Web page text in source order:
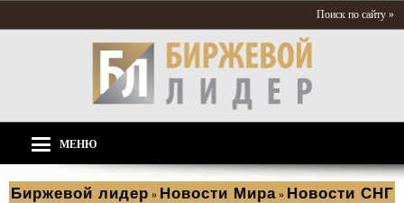
Поиск по сайту »
МЕНЮ
Биржевой лидер » Новости Мира » Новости СНГ